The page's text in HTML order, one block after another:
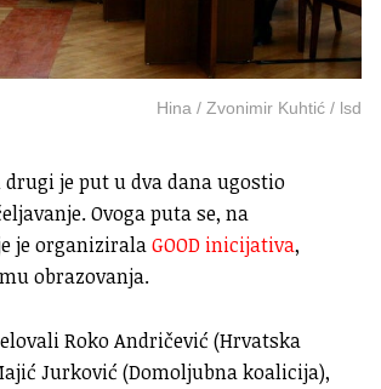
Hina / Zvonimir Kuhtić / lsd
je put u dva dana ugostio
Ovoga puta se, na
je organiziralaGOOD inicijativa,
obrazovanja.
Roko Andričević (Hrvatska
Jurković (Domoljubna koalicija),